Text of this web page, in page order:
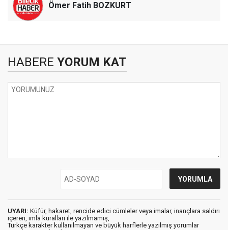
Ömer Fatih BOZKURT
HABERE YORUM KAT
UYARI: Küfür, hakaret, rencide edici cümleler veya imalar, inançlara saldırı
içeren, imla kuralları ile yazılmamış,
Türkçe karakter kullanılmayan ve büyük harflerle yazılmış yorumlar